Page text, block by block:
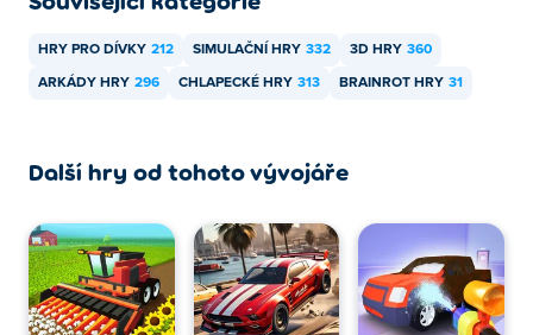
HRY PRO DÍVKY 212 SIMULAČNÍ HRY 332 3D HRY 360
ARKÁDY HRY 296 CHLAPECKÉ HRY 313 BRAINROT HRY 31
Další hry od tohoto vývojáře